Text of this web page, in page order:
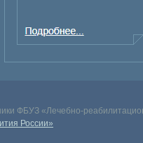
ФБУЗ «Лечебно-
России»